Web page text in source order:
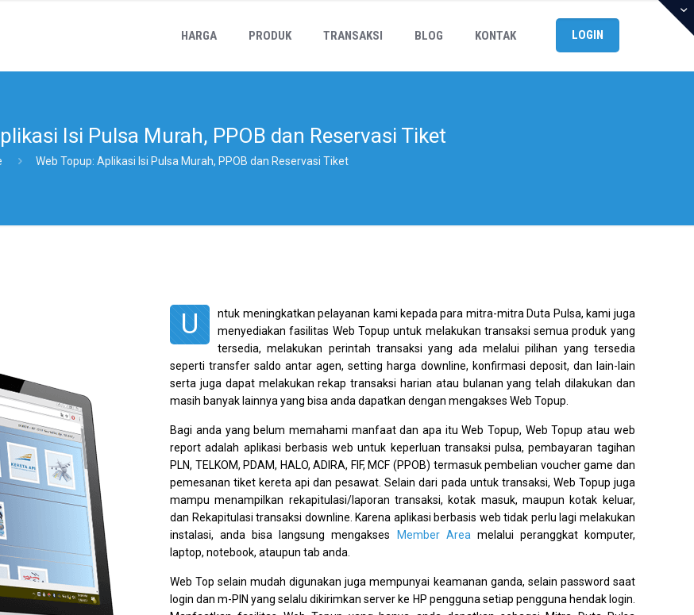
HARGA PRODUK TRANSAKSI BLOG KONTAK LOGIN
Isi Pulsa Murah, PPOB dan Reservasi Tiket
Web Topup: Aplikasi Isi Pulsa Murah, PPOB dan Reservasi Tiket
U
ntuk meningkatkan pelayanan kami kepada para mitra-mitra Duta Pulsa, kami juga
menyediakan fasilitas Web Topup untuk melakukan transaksi semua produk yang
tersedia, melakukan perintah transaksi yang ada melalui pilihan yang tersedia
seperti transfer saldo antar agen, setting harga downline, konfirmasi deposit, dan lain-lain
serta juga dapat melakukan rekap transaksi harian atau bulanan yang telah dilakukan dan
masih banyak lainnya yang bisa anda dapatkan dengan mengakses Web Topup.
Bagi anda yang belum memahami manfaat dan apa itu Web Topup, Web Topup atau web
report adalah aplikasi berbasis web untuk keperluan transaksi pulsa, pembayaran tagihan
PLN, TELKOM, PDAM, HALO, ADIRA, FIF, MCF (PPOB) termasuk pembelian voucher game dan
pemesanan tiket kereta api dan pesawat. Selain dari pada untuk transaksi, Web Topup juga
mampu menampilkan rekapitulasi/laporan transaksi, kotak masuk, maupun kotak keluar,
dan Rekapitulasi transaksi downline. Karena aplikasi berbasis web tidak perlu lagi melakukan
instalasi, anda bisa langsung mengakses
Member Area melalui peranggkat komputer,
laptop, notebook, ataupun tab anda.
Web Top selain mudah digunakan juga mempunyai keamanan ganda, selain password saat
login dan m-PIN yang selalu dikirimkan server ke HP pengguna setiap pengguna hendak login.